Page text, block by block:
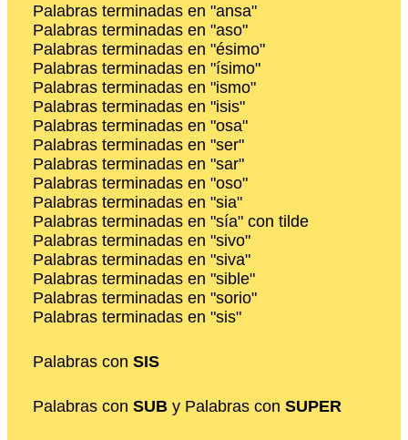
Palabras terminadas en "ansa"
Palabras terminadas en "aso"
Palabras terminadas en "ésimo"
Palabras terminadas en "ísimo"
Palabras terminadas en "ismo"
Palabras terminadas en "isis"
Palabras terminadas en "osa"
Palabras terminadas en "ser"
Palabras terminadas en "sar"
Palabras terminadas en "oso"
Palabras terminadas en "sia"
Palabras terminadas en "sía" con tilde
Palabras terminadas en "sivo"
Palabras terminadas en "siva"
Palabras terminadas en "sible"
Palabras terminadas en "sorio"
Palabras terminadas en "sis"
Palabras con SIS
Palabras con SUB y Palabras con SUPER